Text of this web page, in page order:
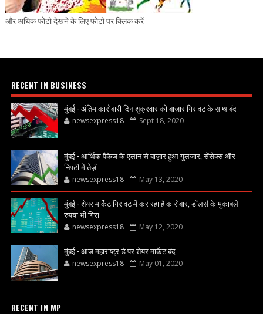
और अधिक फोटो देखने के लिए फोटो पर क्लिक करें
RECENT IN BUSINESS
मुंबई - अंतिम कारोबारी दिन शुक्रवार को बाज़ार गिरावट के साथ बंद
newsexpress18 Sept 18, 2020
मुंबई - आर्थिक पैकेज के एलान से बाज़ार हुआ गुलजार, सेंसेक्स और
निफ्टी में तेज़ी
newsexpress18 May 13, 2020
मुंबई - शेयर मार्केट गिरावट में कर रहा है कारोबार, डॉलर्स के मुकाबले
रुपया भी गिरा
newsexpress18 May 12, 2020
मुंबई - आज महाराष्ट्र डे पर शेयर मार्केट बंद
newsexpress18 May 01, 2020
RECENT IN MP